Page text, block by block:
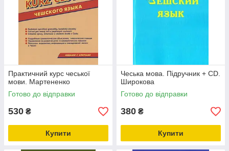
Практичний курс чеської
мови. Мартененко
Готово до відправки
530 ₴
Купити
Чеська мова. Підручник + CD.
Широкова
Готово до відправки
380 ₴
Купити